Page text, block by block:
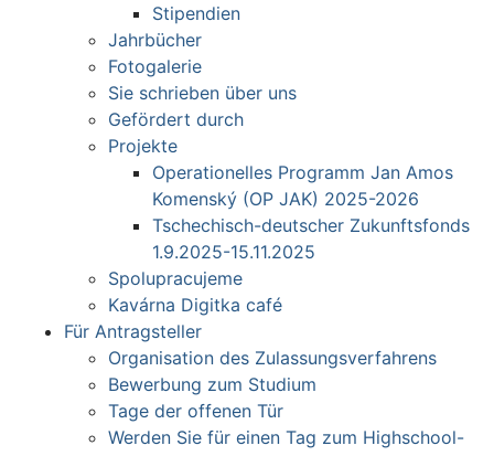
Stipendien
Jahrbücher
Fotogalerie
Sie schrieben über uns
Gefördert durch
Projekte
Operationelles Programm Jan Amos
Komenský (OP JAK) 2025-2026
Tschechisch-deutscher Zukunftsfonds
1.9.2025-15.11.2025
Spolupracujeme
Kavárna Digitka café
Für Antragsteller
Organisation des Zulassungsverfahrens
Bewerbung zum Studium
Tage der offenen Tür
Werden Sie für einen Tag zum Highschool-